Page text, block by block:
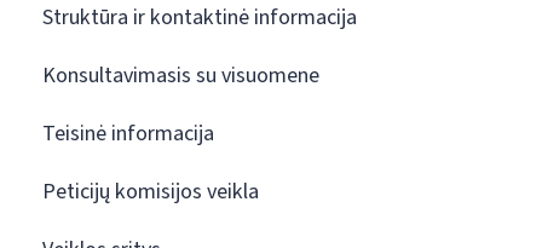
Struktūra ir kontaktinė informacija
Konsultavimasis su visuomene
Teisinė informacija
Peticijų komisijos veikla